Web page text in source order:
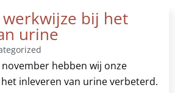
bij het
urine
hebben wij onze
inleveren van urine verbeterd.